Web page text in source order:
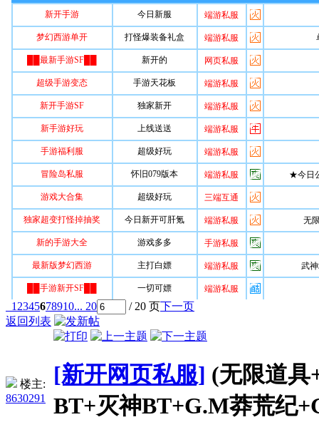
1 2345678910... 20 / 20 页下一页
返回列表
楼主:
8630291
[新开网页私服] (无限道具
BT+灭神BT+G.M莽荒纪